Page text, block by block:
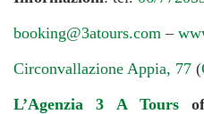
booking@3atours.com –
Circonvallazione Appia, 77 (
L’Agenzia 3 A Tours